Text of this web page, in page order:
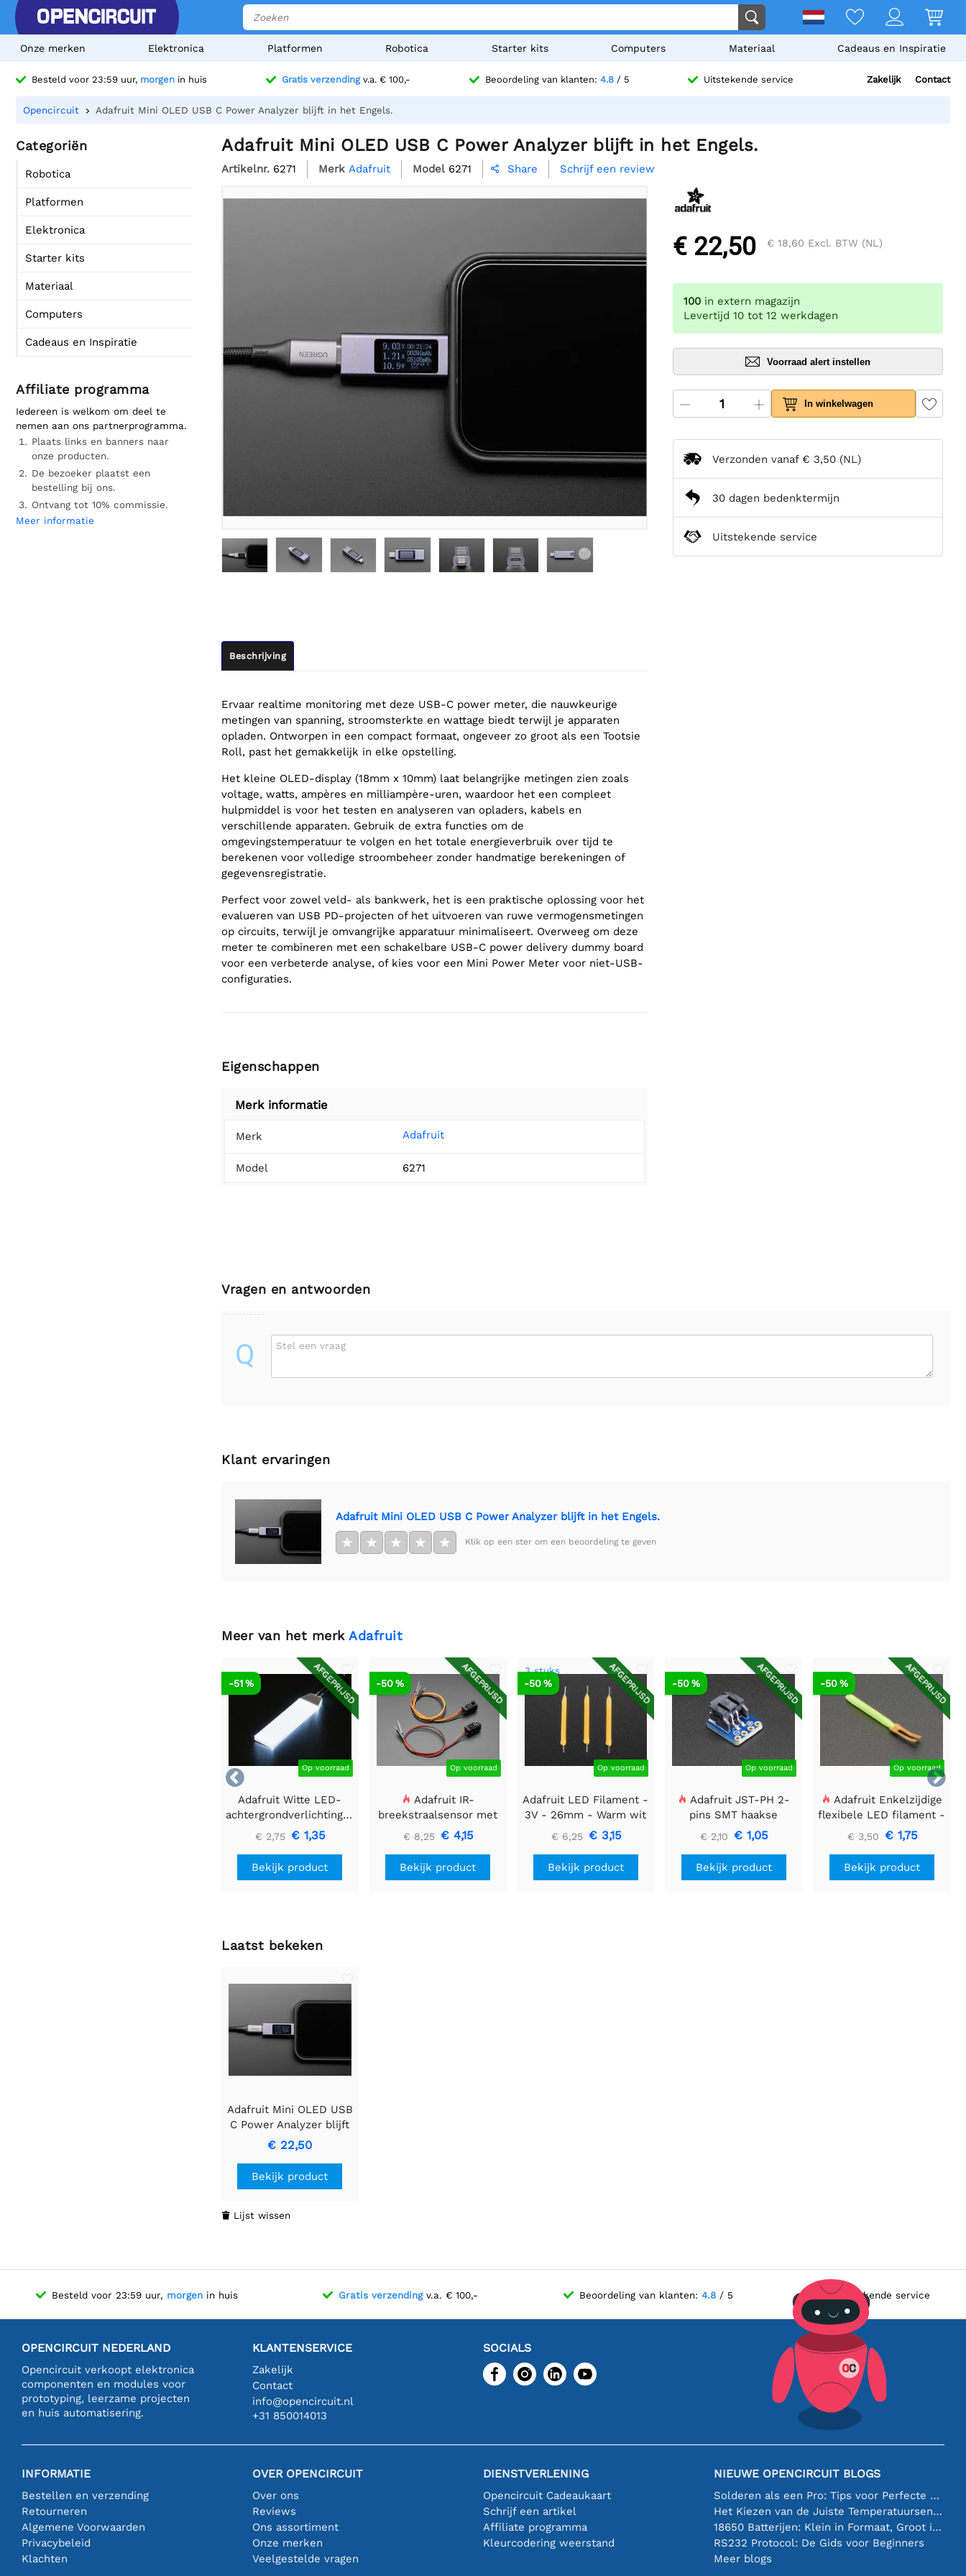
Onze merken Elektronica Platformen Robotica Starter kits Computers Materiaal Cadeaus en Inspiratie
Besteld voor 23:59 uur, morgen in huis Gratis verzendingv.a. € 100,- Beoordeling van klanten: 4.8/ 5 Uitstekende service Zakelijk Contact
Opencircuit Adafruit Mini OLED USB C Power Analyzer blijft in het Engels.
Categoriën
Robotica
Platformen
Elektronica
Starter kits
Materiaal
Computers
Cadeaus en Inspiratie
Affiliate programma
Iedereen is welkom om deel te
nemen aan ons partnerprogramma.
Plaats links en banners naar
onze producten.
De bezoeker plaatst een
bestelling bij ons.
Ontvang tot 10% commissie.
Meer informatie
Adafruit Mini OLED USB C Power Analyzer blijft in het Engels.
Artikelnr. 6271 Merk Adafruit Model 6271  Share Schrijf een review
Beschrijving
Ervaar realtime monitoring met deze USB-C power meter, die nauwkeurige
metingen van spanning, stroomsterkte en wattage biedt terwijl je apparaten
opladen. Ontworpen in een compact formaat, ongeveer zo groot als een Tootsie
Roll, past het gemakkelijk in elke opstelling.
Het kleine OLED-display (18mm x 10mm) laat belangrijke metingen zien zoals
voltage, watts, ampères en milliampère-uren, waardoor het een compleet
hulpmiddel is voor het testen en analyseren van opladers, kabels en
verschillende apparaten. Gebruik de extra functies om de
omgevingstemperatuur te volgen en het totale energieverbruik over tijd te
berekenen voor volledige stroombeheer zonder handmatige berekeningen of
gegevensregistratie.
Perfect voor zowel veld- als bankwerk, het is een praktische oplossing voor het
evalueren van USB PD-projecten of het uitvoeren van ruwe vermogensmetingen
op circuits, terwijl je omvangrijke apparatuur minimaliseert. Overweeg om deze
meter te combineren met een schakelbare USB-C power delivery dummy board
voor een verbeterde analyse, of kies voor een Mini Power Meter voor niet-USB-
configuraties.
Eigenschappen
Merk informatie
Merk Adafruit
Model 6271
€ 22,50 € 18,60 Excl. BTW (NL)
100 in extern magazijn
Levertijd 10 tot 12 werkdagen
Voorraad alert instellen
In winkelwagen
Verzonden vanaf € 3,50 (NL)
30 dagen bedenktermijn
Uitstekende service
Vragen en antwoorden
Q Stel een vraag
Klant ervaringen
Adafruit Mini OLED USB C Power Analyzer blijft in het Engels.
★ ★ ★ ★ ★ Klik op een ster om een beoordeling te geven
Meer van het merk Adafruit


AFGEPRIJSD
Op voorraad
-51 %
Adafruit Witte LED-
achtergrondverlichtingsmodule
- Klein 12 mm x 40 mm
€ 2,75 € 1,35
Bekijk product
AFGEPRIJSD
Op voorraad
-50 %
Adafruit IR-
breekstraalsensor met
premium draadheader
header einden - 5 mm
LED's
€ 8,25 € 4,15
Bekijk product
AFGEPRIJSD
3 stuks
Op voorraad
-50 %
Adafruit LED Filament -
3V - 26mm - Warm wit
- 3 stuks
€ 6,25 € 3,15
Bekijk product
AFGEPRIJSD
Op voorraad
-50 %
Adafruit JST-PH 2-
pins SMT haakse
Breakout Board
€ 2,10 € 1,05
Bekijk product
AFGEPRIJSD
Op voorraad
-50 %
Adafruit Enkelzijdige
flexibele LED filament -
3V 25mm lang - Groen
€ 3,50 € 1,75
Bekijk product
Laatst bekeken
Adafruit Mini OLED USB
C Power Analyzer blijft
in het Engels.
€ 22,50
Bekijk product
 Lijst wissen
Besteld voor 23:59 uur, morgen in huis Gratis verzendingv.a. € 100,- Beoordeling van klanten: 4.8/ 5 Uitstekende service
OPENCIRCUIT NEDERLAND
Opencircuit verkoopt elektronica
componenten en modules voor
prototyping, leerzame projecten
en huis automatisering.
KLANTENSERVICE
Zakelijk
Contact
info@opencircuit.nl
+31 850014013
SOCIALS
INFORMATIE
Bestellen en verzending
Retourneren
Algemene Voorwaarden
Privacybeleid
Klachten
OVER OPENCIRCUIT
Over ons
Reviews
Ons assortiment
Onze merken
Veelgestelde vragen
DIENSTVERLENING
Opencircuit Cadeaukaart
Schrijf een artikel
Affiliate programma
Kleurcodering weerstand
NIEUWE OPENCIRCUIT BLOGS
Solderen als een Pro: Tips voor Perfecte Elektronische Verbindingen
Het Kiezen van de Juiste Temperatuursensor [youtube]
18650 Batterijen: Klein in Formaat, Groot in Prestatie
RS232 Protocol: De Gids voor Beginners
Meer blogs